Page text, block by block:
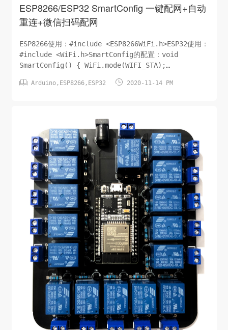
ESP8266/ESP32 SmartConfig 一键配网+自动
重连+微信扫码配网
ESP8266使用：#include <ESP8266WiFi.h>ESP32使用：
#include <WiFi.h>SmartConfig的配置：void
SmartConfig() { WiFi.mode(WIFI_STA);
WiFi.b...
 Arduino, ESP8266, ESP32  2020-11-14 PM